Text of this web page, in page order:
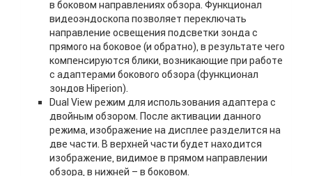
в боковом направлениях обзора. Функционал
видеоэндоскопа позволяет переключать
направление освещения подсветки зонда с
прямого на боковое (и обратно), в результате чего
компенсируются блики, возникающие при работе
с адаптерами бокового обзора (функционал
зондов Hiperion).
Dual View режим для использования адаптера с
двойным обзором. После активации данного
режима, изображение на дисплее разделится на
две части. В верхней части будет находится
изображение, видимое в прямом направлении
обзора, в нижней – в боковом.